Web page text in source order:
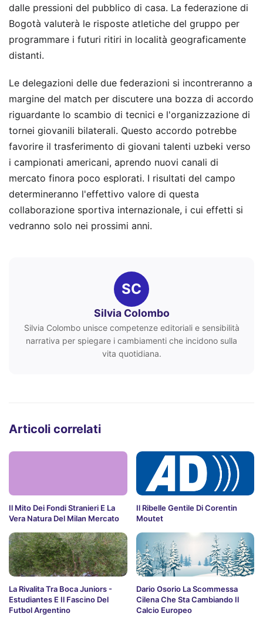
dalle pressioni del pubblico di casa. La federazione di
Bogotà valuterà le risposte atletiche del gruppo per
programmare i futuri ritiri in località geograficamente
distanti.
Le delegazioni delle due federazioni si incontreranno a
margine del match per discutere una bozza di accordo
riguardante lo scambio di tecnici e l'organizzazione di
tornei giovanili bilaterali. Questo accordo potrebbe
favorire il trasferimento di giovani talenti uzbeki verso
i campionati americani, aprendo nuovi canali di
mercato finora poco esplorati. I risultati del campo
determineranno l'effettivo valore di questa
collaborazione sportiva internazionale, i cui effetti si
vedranno solo nei prossimi anni.
SC
Silvia Colombo
Silvia Colombo unisce competenze editoriali e sensibilità
narrativa per spiegare i cambiamenti che incidono sulla
vita quotidiana.
Articoli correlati
Il Mito Dei Fondi Stranieri E La
Vera Natura Del Milan Mercato
Il Ribelle Gentile Di Corentin
Moutet
La Rivalita Tra Boca Juniors -
Estudiantes E Il Fascino Del
Futbol Argentino
Dario Osorio La Scommessa
Cilena Che Sta Cambiando Il
Calcio Europeo